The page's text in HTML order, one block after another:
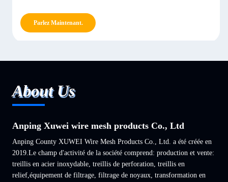
Parlez Maintenant.
About Us
Anping Xuwei wire mesh products Co., Ltd
Anping County XUWEI Wire Mesh Products Co., Ltd. a été créée en
2019.Le champ d'activité de la société comprend: production et vente:
treillis en acier inoxydable, treillis de perforation, treillis en
relief,équipement de filtrage, filtrage de noyaux, transformation en